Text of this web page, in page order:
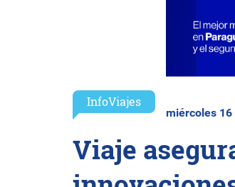
InfoViajes
miércoles 16
Viaje